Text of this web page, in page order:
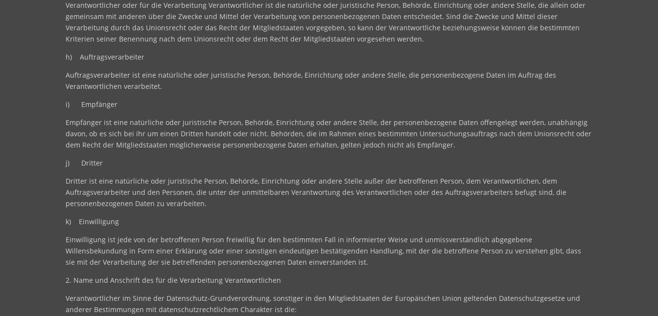
Verantwortlicher oder für die Verarbeitung Verantwortlicher ist die natürliche oder juristische Person, Behörde, Einrichtung oder andere Stelle, die allein oder
gemeinsam mit anderen über die Zwecke und Mittel der Verarbeitung von personenbezogenen Daten entscheidet. Sind die Zwecke und Mittel dieser
Verarbeitung durch das Unionsrecht oder das Recht der Mitgliedstaaten vorgegeben, so kann der Verantwortliche beziehungsweise können die bestimmten
Kriterien seiner Benennung nach dem Unionsrecht oder dem Recht der Mitgliedstaaten vorgesehen werden.
h) Auftragsverarbeiter
Auftragsverarbeiter ist eine natürliche oder juristische Person, Behörde, Einrichtung oder andere Stelle, die personenbezogene Daten im Auftrag des
Verantwortlichen verarbeitet.
i) Empfänger
Empfänger ist eine natürliche oder juristische Person, Behörde, Einrichtung oder andere Stelle, der personenbezogene Daten offengelegt werden, unabhängig
davon, ob es sich bei ihr um einen Dritten handelt oder nicht. Behörden, die im Rahmen eines bestimmten Untersuchungsauftrags nach dem Unionsrecht oder
dem Recht der Mitgliedstaaten möglicherweise personenbezogene Daten erhalten, gelten jedoch nicht als Empfänger.
j) Dritter
Dritter ist eine natürliche oder juristische Person, Behörde, Einrichtung oder andere Stelle außer der betroffenen Person, dem Verantwortlichen, dem
Auftragsverarbeiter und den Personen, die unter der unmittelbaren Verantwortung des Verantwortlichen oder des Auftragsverarbeiters befugt sind, die
personenbezogenen Daten zu verarbeiten.
k) Einwilligung
Einwilligung ist jede von der betroffenen Person freiwillig für den bestimmten Fall in informierter Weise und unmissverständlich abgegebene
Willensbekundung in Form einer Erklärung oder einer sonstigen eindeutigen bestätigenden Handlung, mit der die betroffene Person zu verstehen gibt, dass
sie mit der Verarbeitung der sie betreffenden personenbezogenen Daten einverstanden ist.
2. Name und Anschrift des für die Verarbeitung Verantwortlichen
Verantwortlicher im Sinne der Datenschutz-Grundverordnung, sonstiger in den Mitgliedstaaten der Europäischen Union geltenden Datenschutzgesetze und
anderer Bestimmungen mit datenschutzrechtlichem Charakter ist die: